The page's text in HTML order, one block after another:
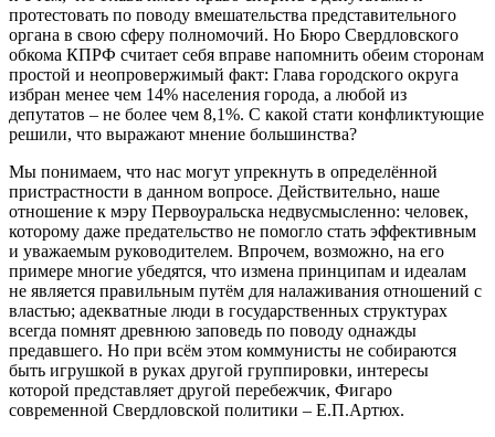
протестовать по поводу вмешательства представительного
органа в свою сферу полномочий. Но Бюро Свердловского
обкома КПРФ считает себя вправе напомнить обеим сторонам
простой и неопровержимый факт: Глава городского округа
избран менее чем 14% населения города, а любой из
депутатов – не более чем 8,1%. С какой стати конфликтующие
решили, что выражают мнение большинства?
Мы понимаем, что нас могут упрекнуть в определённой
пристрастности в данном вопросе. Действительно, наше
отношение к мэру Первоуральска недвусмысленно: человек,
которому даже предательство не помогло стать эффективным
и уважаемым руководителем. Впрочем, возможно, на его
примере многие убедятся, что измена принципам и идеалам
не является правильным путём для налаживания отношений с
властью; адекватные люди в государственных структурах
всегда помнят древнюю заповедь по поводу однажды
предавшего. Но при всём этом коммунисты не собираются
быть игрушкой в руках другой группировки, интересы
которой представляет другой перебежчик, Фигаро
современной Свердловской политики – Е.П.Артюх.